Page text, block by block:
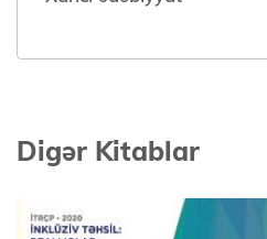
Digər Kitablar